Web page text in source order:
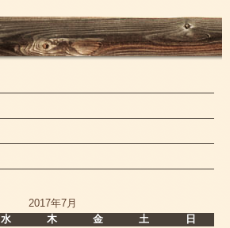
2017年7月
水 木 金 土
日